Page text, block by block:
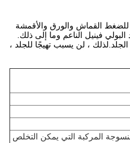
القماش والورق والأقمشة
فينيل الناعم وما إلى ذلك.
، لن يسبب تهيجًا للجلد ،
المركبة التي يمكن التخلص